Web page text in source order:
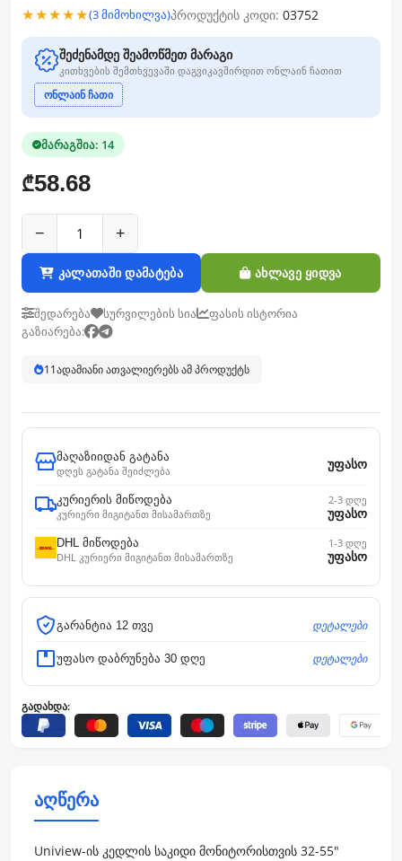
★★★★★(3 მიმოხილვა)პროდუქტის კოდი: 03752
შეძენამდე შეამოწმეთ მარაგი
კითხვების შემთხვევაში დაგვიკავშირდით ონლაინ ჩათით
ონლაინ ჩათი
მარაგშია: 14
₾58.68
− +
კალათაში დამატება ახლავე ყიდვა
შედარება სურვილების სია
ფასის ისტორია
გაზიარება:
11ადამიანი ათვალიერებს ამ პროდუქტს
მაღაზიიდან გატანა
დღეს გატანა შეიძლება
უფასო
კურიერის მიწოდება
კურიერი მიგიტანთ მისამართზე
2-3 დღე
უფასო
DHL მიწოდება
DHL კურიერი მიგიტანთ მისამართზე
1-3 დღე
უფასო
გარანტია 12 თვე დეტალები
უფასო დაბრუნება 30 დღე დეტალები
გადახდა:
აღწერა
Uniview-ის კედლის საკიდი მონიტორისთვის 32-55"